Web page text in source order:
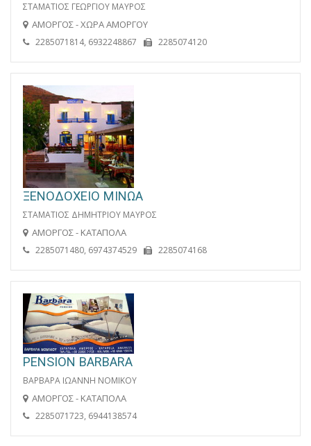
ΣΤΑΜΑΤΙΟΣ ΓΕΩΡΓΙΟΥ ΜΑΥΡΟΣ
ΑΜΟΡΓΟΣ - ΧΩΡΑ ΑΜΟΡΓΟΥ
2285071814, 6932248867 2285074120
ΞΕΝΟΔΟΧΕΙΟ ΜΙΝΩΑ
ΣΤΑΜΑΤΙΟΣ ΔΗΜΗΤΡΙΟΥ ΜΑΥΡΟΣ
ΑΜΟΡΓΟΣ - ΚΑΤΑΠΟΛΑ
2285071480, 6974374529 2285074168
PENSION BARBARA
ΒΑΡΒΑΡΑ ΙΩΑΝΝΗ ΝΟΜΙΚΟΥ
ΑΜΟΡΓΟΣ - ΚΑΤΑΠΟΛΑ
2285071723, 6944138574